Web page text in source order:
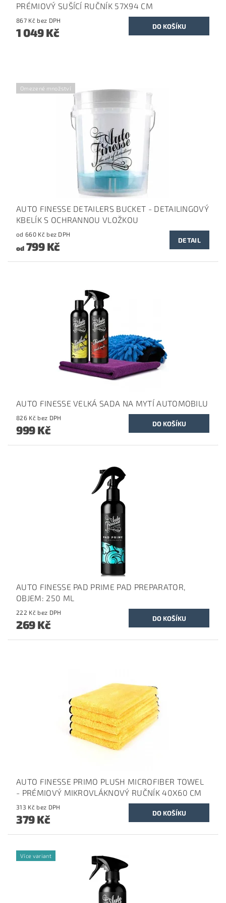
PRÉMIOVÝ SUŠÍCÍ RUČNÍK 57X94 CM
867 Kč bez DPH
1 049 Kč
Omezené množství
AUTO FINESSE DETAILERS BUCKET - DETAILINGOVÝ
KBELÍK S OCHRANNOU VLOŽKOU
od 660 Kč bez DPH
od799 Kč DETAIL
AUTO FINESSE VELKÁ SADA NA MYTÍ AUTOMOBILU
826 Kč bez DPH
999 Kč
AUTO FINESSE PAD PRIME PAD PREPARATOR,
OBJEM: 250 ML
222 Kč bez DPH
269 Kč
AUTO FINESSE PRIMO PLUSH MICROFIBER TOWEL
- PRÉMIOVÝ MIKROVLÁKNOVÝ RUČNÍK 40X60 CM
313 Kč bez DPH
379 Kč
Více variant